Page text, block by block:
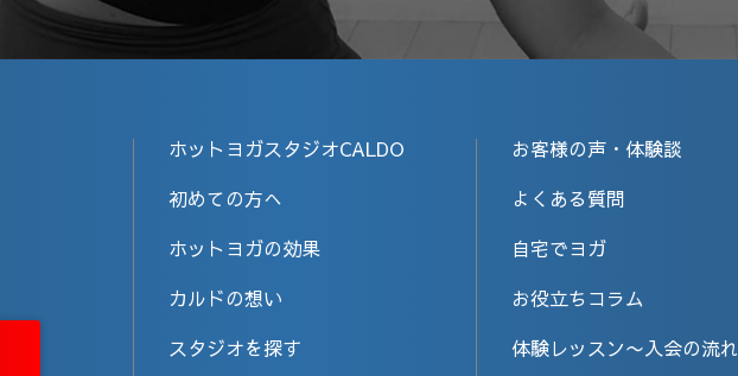
ホットヨガスタジオCALDO
初めての方へ
ホットヨガの効果
カルドの想い
スタジオを探す
お客様の声・体験談
よくある質問
自宅でヨガ
お役立ちコラム
体験レッスン〜入会の流れ